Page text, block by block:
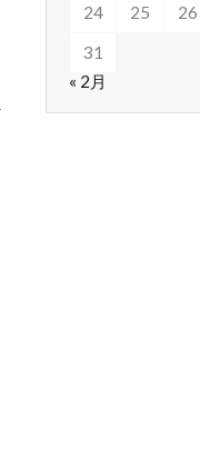
24
25 26
31
« 2月